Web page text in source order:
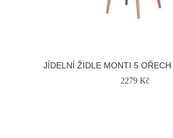
JÍDELNÍ ŽIDLE MONTI 5
2279 Kč